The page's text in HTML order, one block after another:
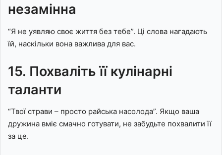
незамінна
“Я не уявляю своє життя без тебе”. Ці слова нагадають
їй, наскільки вона важлива для вас.
15. Похваліть її кулінарні
таланти
“Твої страви – просто райська насолода”. Якщо ваша
дружина вміє смачно готувати, не забудьте похвалити її
за це.